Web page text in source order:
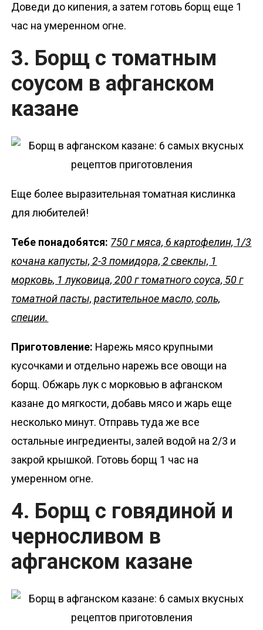
Доведи до кипения, а затем готовь борщ еще 1
час на умеренном огне.
3. Борщ с томатным
соусом в афганском
казане
Еще более выразительная томатная кислинка
для любителей!
Тебе понадобятся: 750 г мяса, 6 картофелин, 1/3
кочана капусты, 2-3 помидора, 2 свеклы, 1
морковь, 1 луковица, 200 г томатного соуса, 50 г
томатной пасты, растительное масло, соль,
специи.
Приготовление: Нарежь мясо крупными
кусочками и отдельно нарежь все овощи на
борщ. Обжарь лук с морковью в афганском
казане до мягкости, добавь мясо и жарь еще
несколько минут. Отправь туда же все
остальные ингредиенты, залей водой на 2/3 и
закрой крышкой. Готовь борщ 1 час на
умеренном огне.
4. Борщ с говядиной и
черносливом в
афганском казане